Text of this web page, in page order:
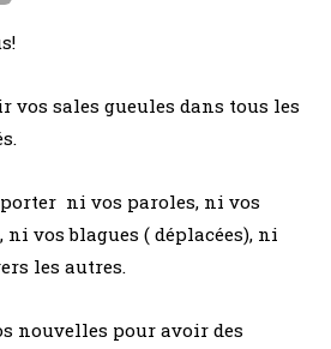
vos sales gueules dans tous les
ni vos paroles, ni vos
vos blagues ( déplacées), ni
les autres.
nouvelles pour avoir des